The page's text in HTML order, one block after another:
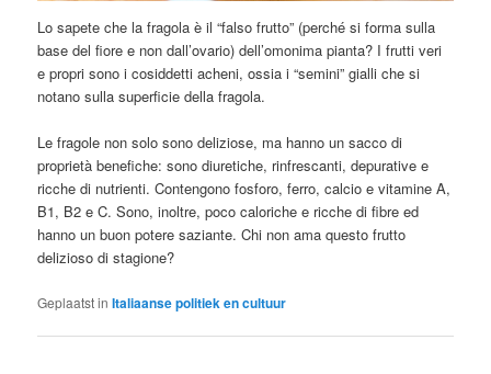
Lo sapete che la fragola è il “falso frutto” (perché si forma sulla
base del fiore e non dall’ovario) dell’omonima pianta? I frutti veri
e propri sono i cosiddetti acheni, ossia i “semini” gialli che si
notano sulla superficie della fragola.
Le fragole non solo sono deliziose, ma hanno un sacco di
proprietà benefiche: sono diuretiche, rinfrescanti, depurative e
ricche di nutrienti. Contengono fosforo, ferro, calcio e vitamine A,
B1, B2 e C. Sono, inoltre, poco caloriche e ricche di fibre ed
hanno un buon potere saziante. Chi non ama questo frutto
delizioso di stagione?
Geplaatst in Italiaanse politiek en cultuur